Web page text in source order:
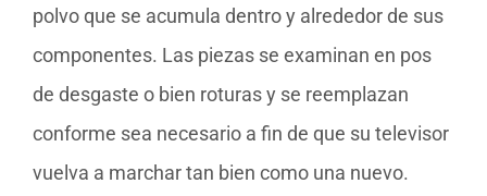
polvo que se acumula dentro y alrededor de sus
componentes. Las piezas se examinan en pos
de desgaste o bien roturas y se reemplazan
conforme sea necesario a fin de que su televisor
vuelva a marchar tan bien como una nuevo.